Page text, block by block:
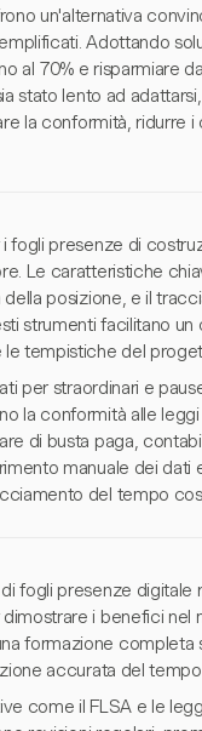
un'alternativa
Adottando
al 70% e risparmiare
stato lento ad
la conformità,
fogli presenze di
Le caratteristiche
posizione, e il
strumenti facilitano
tempistiche del
per straordinari e
la conformità alle
di busta paga,
manuale dei dati
del tempo
fogli presenze
i benefici nel
formazione
accurata del
come il FLSA e le